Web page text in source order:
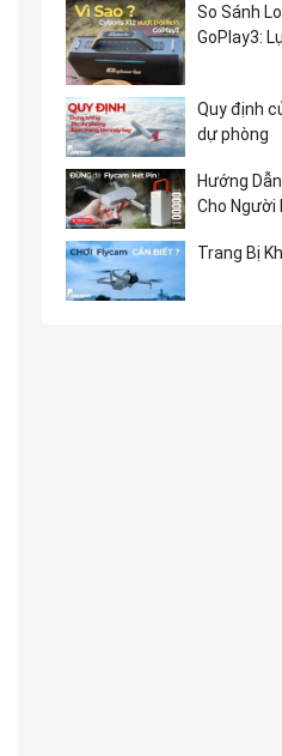
So Sánh
GoPlay3:
Quy định
dự phòng
Hướng
Cho
Trang Bị